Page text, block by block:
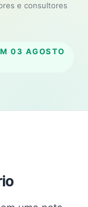
e consultores
03 AGOSTO